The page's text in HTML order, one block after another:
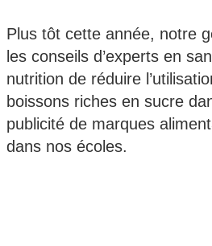
Plus tôt cette année, notre
les conseils d’experts en
nutrition de réduire
boissons riches en sucre
publicité de marques
dans nos écoles.